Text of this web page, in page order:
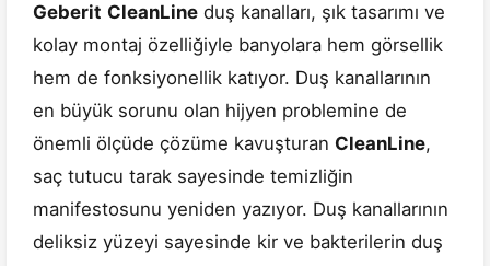
Geberit CleanLine duş kanalları, şık tasarımı ve
kolay montaj özelliğiyle banyolara hem görsellik
hem de fonksiyonellik katıyor. Duş kanallarının
en büyük sorunu olan hijyen problemine de
önemli ölçüde çözüme kavuşturan CleanLine,
saç tutucu tarak sayesinde temizliğin
manifestosunu yeniden yazıyor. Duş kanallarının
deliksiz yüzeyi sayesinde kir ve bakterilerin duş